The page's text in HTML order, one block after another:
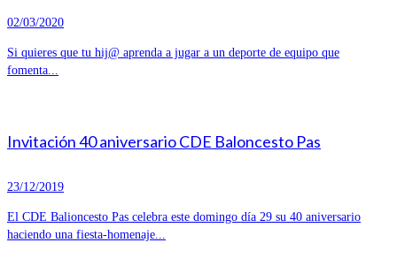
02/03/2020
Si quieres que tu hij@ aprenda a jugar a un deporte de equipo que
fomenta...
Invitación 40 aniversario CDE Baloncesto Pas
23/12/2019
El CDE Balioncesto Pas celebra este domingo día 29 su 40 aniversario
haciendo una fiesta-homenaje...